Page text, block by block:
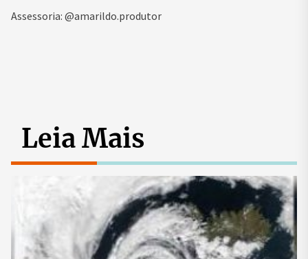
Assessoria: @amarildo.produtor
Leia Mais